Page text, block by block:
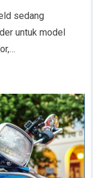
sedang
untuk model